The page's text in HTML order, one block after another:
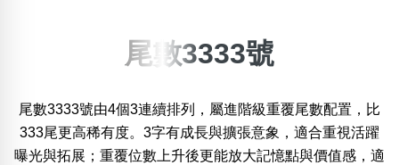
位置:
一 二 三 四 五 六 七 八 九
尾數3333號
尾數3333號由4個3連續排列，屬進階級重覆尾數配置，比
333尾更高稀有度。3字有成長與擴張意象，適合重視活躍
曝光與拓展；重覆位數上升後更能放大記憶點與價值感，適